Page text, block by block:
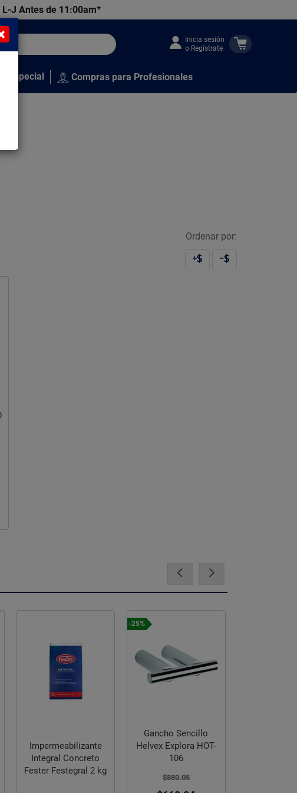
J Antes de 11:00am*
Inicia sesión
o Regístrate
Especial Compras para Profesionales
Ordenar por:
Impermeabilizante
Integral Concreto
Fester Festegral 2 kg
-25%
Gancho Sencillo
Helvex Explora HOT-
106
$880.05